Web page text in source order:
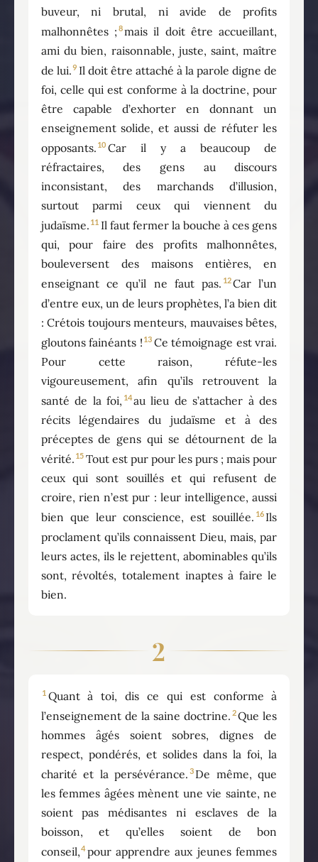
buveur, ni brutal, ni avide de profits
malhonnêtes ; 8mais il doit être accueillant,
ami du bien, raisonnable, juste, saint, maître
de lui.9 Il doit être attaché à la parole digne de
foi, celle qui est conforme à la doctrine, pour
être capable d’exhorter en donnant un
enseignement solide, et aussi de réfuter les
opposants. 10 Car il y a beaucoup de
réfractaires, des gens au discours
inconsistant, des marchands d’illusion,
surtout parmi ceux qui viennent du
judaïsme. 11 Il faut fermer la bouche à ces gens
qui, pour faire des profits malhonnêtes,
bouleversent des maisons entières, en
enseignant ce qu’il ne faut pas. 12Car l’un
d’entre eux, un de leurs prophètes, l’a bien dit
: Crétois toujours menteurs, mauvaises bêtes,
gloutons fainéants ! 13 Ce témoignage est vrai.
Pour cette raison, réfute-les
vigoureusement, afin qu’ils retrouvent la
santé de la foi, 14au lieu de s’attacher à des
récits légendaires du judaïsme et à des
préceptes de gens qui se détournent de la
vérité. 15 Tout est pur pour les purs ; mais pour
ceux qui sont souillés et qui refusent de
croire, rien n’est pur : leur intelligence, aussi
bien que leur conscience, est souillée. 16 Ils
proclament qu’ils connaissent Dieu, mais, par
leurs actes, ils le rejettent, abominables qu’ils
sont, révoltés, totalement inaptes à faire le
bien.
2
1 Quant à toi, dis ce qui est conforme à
l’enseignement de la saine doctrine. 2Que les
hommes âgés soient sobres, dignes de
respect, pondérés, et solides dans la foi, la
charité et la persévérance. 3 De même, que
les femmes âgées mènent une vie sainte, ne
soient pas médisantes ni esclaves de la
boisson, et qu’elles soient de bon
conseil,4 pour apprendre aux jeunes femmes